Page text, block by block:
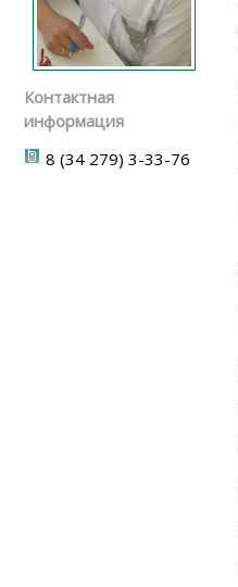
Контактная
информация
8 (34 279) 3-33-76